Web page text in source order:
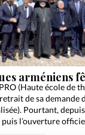
arméniens
(Haute école de
de sa demande
Pourtant,
puis l’ouverture